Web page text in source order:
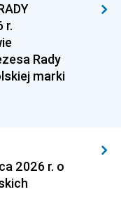
r.
Rady
marki
2026 r. o